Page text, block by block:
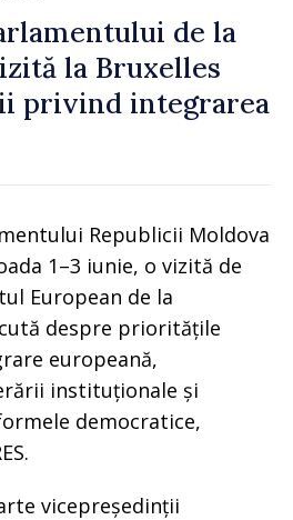
de la
la Bruxelles
privind integrarea
Republicii Moldova
1–3 iunie, o vizită de
European de la
despre prioritățile
europeană,
instituționale și
democratice,
vicepreședinții